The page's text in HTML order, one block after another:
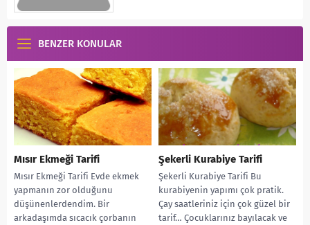
BENZER KONULAR
Mısır Ekmeği Tarifi
Mısır Ekmeği Tarifi Evde ekmek
yapmanın zor olduğunu
düşünenlerdendim. Bir
arkadaşımda sıcacık çorbanın
Şekerli Kurabiye Tarifi
Şekerli Kurabiye Tarifi Bu
kurabiyenin yapımı çok pratik.
Çay saatleriniz için çok güzel bir
tarif… Çocuklarınız bayılacak ve